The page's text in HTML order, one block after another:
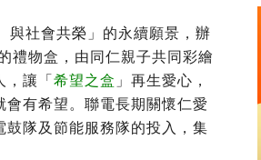
社會共榮」的永續願景，辦
禮物盒，由同仁親子共同彩繪
讓「 希望之盒 」再生愛心，
有希望。聯電長期關懷仁愛
隊及節能服務隊的投入，集